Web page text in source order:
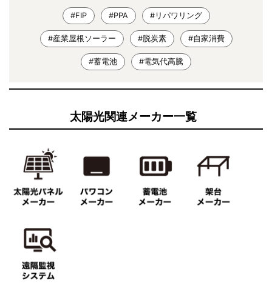
#FIP #PPA #リパワリング
#産業屋根ソーラー #脱炭素 #自家消費
#蓄電池 #電気代高騰
太陽光関連メーカー一覧